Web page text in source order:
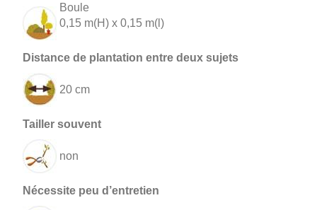
Boule
0,15 m(H) x 0,15 m(l)
20 cm
non